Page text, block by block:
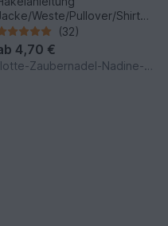
Weste/Pullover/Shirt
(32)
4,70 €
flotte-Zaubernadel-Nadine-Eckh